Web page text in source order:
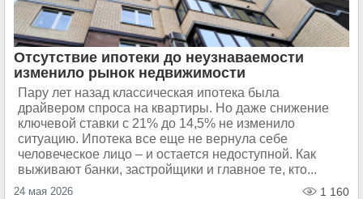
Отсутствие ипотеки до неузнаваемости
изменило рынок недвижимости
Пару лет назад классическая ипотека была
драйвером спроса на квартиры. Но даже снижение
ключевой ставки с 21% до 14,5% не изменило
ситуацию. Ипотека все еще не вернула себе
человеческое лицо – и остается недоступной. Как
выживают банки, застройщики и главное те, кто...
24 мая 2026 1 160